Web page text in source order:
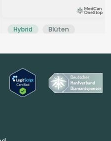
Hybrid Blüten
THC:24,7 CBD: <0,2